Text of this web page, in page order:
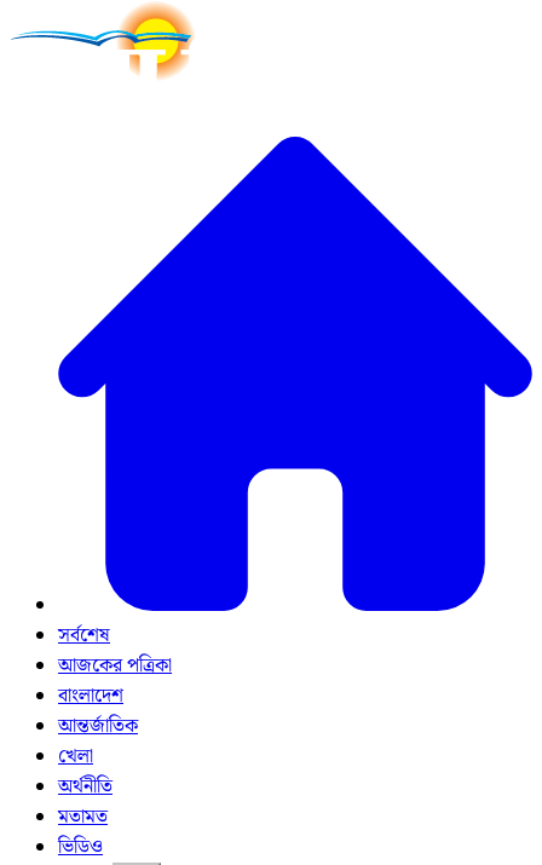
সর্বশেষ
আজকের পত্রিকা
বাংলাদেশ
আন্তর্জাতিক
খেলা
অর্থনীতি
মতামত
ভিডিও